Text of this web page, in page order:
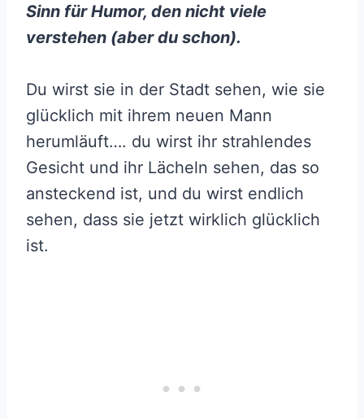
Sinn für Humor, den nicht viele
verstehen (aber du schon).
Du wirst sie in der Stadt sehen, wie sie
glücklich mit ihrem neuen Mann
herumläuft…. du wirst ihr strahlendes
Gesicht und ihr Lächeln sehen, das so
ansteckend ist, und du wirst endlich
sehen, dass sie jetzt wirklich glücklich
ist.